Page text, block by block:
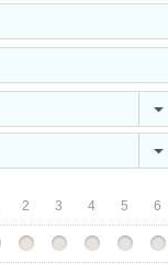
2 3 4 5 6